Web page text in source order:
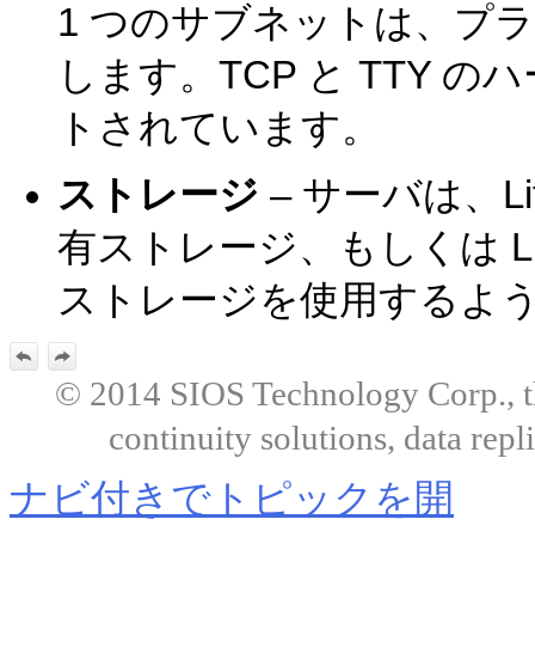
1 つのサブネットは、プ
します。TCP と TTY の
トされています。
ストレージ – サーバは、
有ストレージ、もしくは
ストレージを使用するよ
© 2014 SIOS Technology Corp.,
continuity solutions, data
ナビ付きでトピックを開